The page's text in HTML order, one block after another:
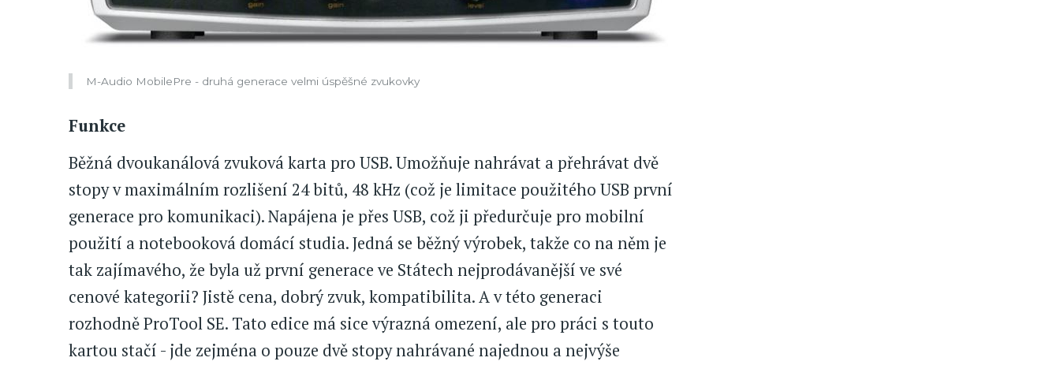
M-Audio MobilePre - druhá generace velmi úspěšné zvukovky
Funkce
Běžná dvoukanálová zvuková karta pro USB. Umožňuje nahrávat a přehrávat dvě
stopy v maximálním rozlišení 24 bitů, 48 kHz (což je limitace použitého USB první
generace pro komunikaci). Napájena je přes USB, což ji předurčuje pro mobilní
použití a notebooková domácí studia. Jedná se běžný výrobek, takže co na něm je
tak zajímavého, že byla už první generace ve Státech nejprodávanější ve své
cenové kategorii? Jistě cena, dobrý zvuk, kompatibilita. A v této generaci
rozhodně ProTool SE. Tato edice má sice výrazná omezení, ale pro práci s touto
kartou stačí - jde zejména o pouze dvě stopy nahrávané najednou a nejvýše